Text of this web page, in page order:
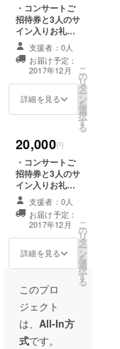
・コンサートご
招待券と3人のサ
イン入りお礼状
（当日会場に
てお渡しいたし
ます） ・終演後
3人との記念写真
（カメラ持参で
お願いします ・
支援者：0人
お届け予定：
2017年12月
詳細を見る
こ
の
リ
タ
ー
ン
を
選
択
す
る
20,000円
・コンサートご
招待券と3人のサ
イン入りお礼状
（当日会場に
てお渡しいたし
ます） ・終演後
3人との記念写真
（カメラ持参で
お願いします）
音CD（非売品）
・小原孝の発売
済みCD３枚（サ
イン入り）
支援者：0人
お届け予定：
2017年12月
詳細を見る
こ
の
リ
タ
ー
ン
を
選
択
す
る
このプロ
ジェクト
は、 All-In方
式です。